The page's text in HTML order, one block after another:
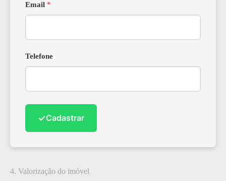
Email *
Telefone
✓Cadastrar
4. Valorização do imóvel